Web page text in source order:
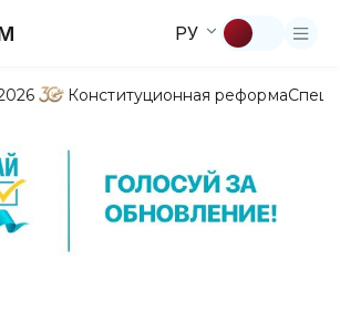
РУ
Конституционная реформа